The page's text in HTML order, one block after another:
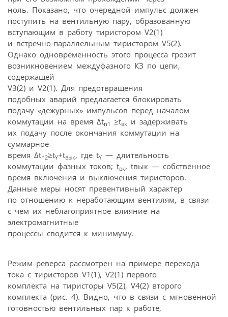
ноль. Показано, что очередной импульс должен
поступить на вентильную пару, образованную
вступающим в работу тиристором V2(1)
и встречно-параллельным тиристором V5(2).
Однако одновременность этого процесса грозит
возникновением междуфазного КЗ по цепи,
содержащей
V3(2) и V2(1). Для предотвращения
подобных аварий предлагается блокировать
подачу «дежурных» импульсов перед началом
коммутации на время Δtn1 ≥tвк и задерживать
их подачу после окончания коммутации на
суммарное
время Δtn2≥tϒ+tвык, где tϒ — длительность
коммутации фазных токов; tвк, tвык — собственное
время включения и выключения тиристоров.
Данные меры носят превентивный характер
по отношению к неработающим вентилям, в связи
с чем их неблагоприятное влияние на
электромагнитные
процессы сводится к минимуму.
Режим реверса рассмотрен на примере перехода
тока с тиристоров V1(1), V2(1) первого
комплекта на тиристоры V5(2), V4(2) второго
комплекта (рис. 4). Видно, что в связи с мгновенной
готовностью вентильных пар к работе,